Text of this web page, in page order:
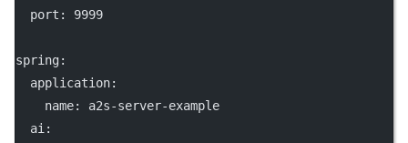
port : 9999
spring:
application:
name: a2s-server-example
ai :